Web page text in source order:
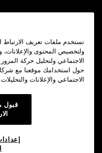
نستخدم ملفات تعريف
ولتخصيص المحتوى والإعلانات،
الاجتماعي ولتحليل حركة
حول استخدامك موقعنا مع
الاجتماعي والإعلانات والتحليلات.
قبول